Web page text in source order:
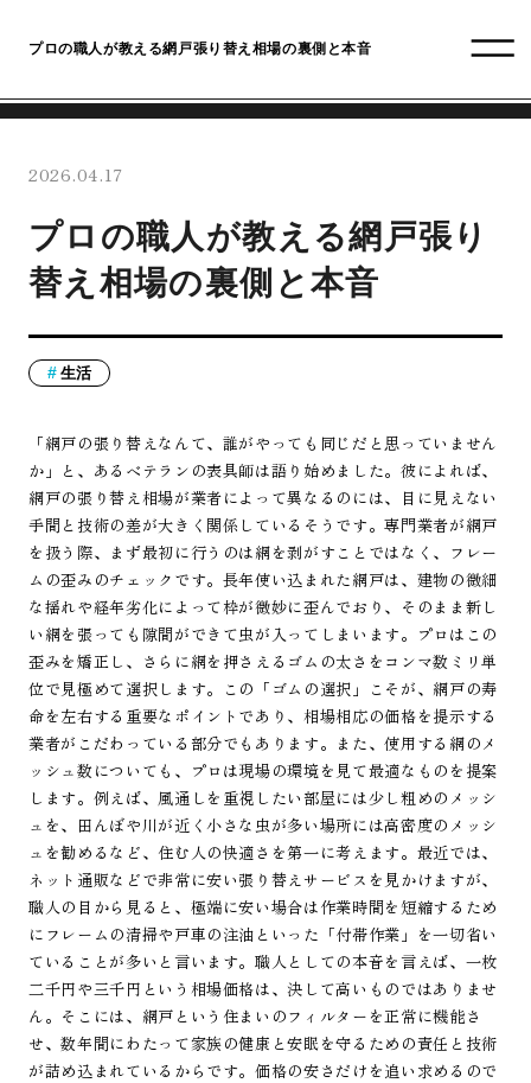
プロの職人が教える網戸張り替え相場の裏側と本音
2026.04.17
プロの職人が教える網戸張り
替え相場の裏側と本音
生活
「網戸の張り替えなんて、誰がやっても同じだと思っていません
か」と、あるベテランの表具師は語り始めました。彼によれば、
網戸の張り替え相場が業者によって異なるのには、目に見えない
手間と技術の差が大きく関係しているそうです。専門業者が網戸
を扱う際、まず最初に行うのは網を剥がすことではなく、フレー
ムの歪みのチェックです。長年使い込まれた網戸は、建物の微細
な揺れや経年劣化によって枠が微妙に歪んでおり、そのまま新し
い網を張っても隙間ができて虫が入ってしまいます。プロはこの
歪みを矯正し、さらに網を押さえるゴムの太さをコンマ数ミリ単
位で見極めて選択します。この「ゴムの選択」こそが、網戸の寿
命を左右する重要なポイントであり、相場相応の価格を提示する
業者がこだわっている部分でもあります。また、使用する網のメ
ッシュ数についても、プロは現場の環境を見て最適なものを提案
します。例えば、風通しを重視したい部屋には少し粗めのメッシ
ュを、田んぼや川が近く小さな虫が多い場所には高密度のメッシ
ュを勧めるなど、住む人の快適さを第一に考えます。最近では、
ネット通販などで非常に安い張り替えサービスを見かけますが、
職人の目から見ると、極端に安い場合は作業時間を短縮するため
にフレームの清掃や戸車の注油といった「付帯作業」を一切省い
ていることが多いと言います。職人としての本音を言えば、一枚
二千円や三千円という相場価格は、決して高いものではありませ
ん。そこには、網戸という住まいのフィルターを正常に機能さ
せ、数年間にわたって家族の健康と安眠を守るための責任と技術
が詰め込まれているからです。価格の安さだけを追い求めるので